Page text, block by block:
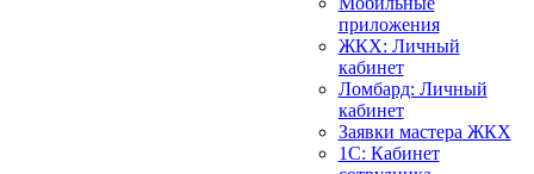
приложения
ЖКХ: Личный
кабинет
Ломбард: Личный
кабинет
Заявки мастера ЖКХ
1С: Кабинет